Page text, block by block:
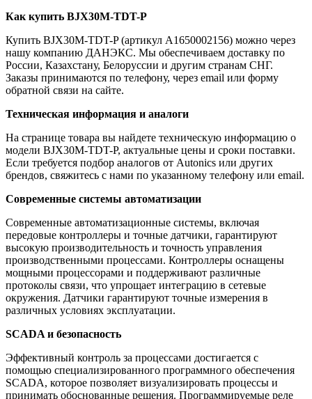
Как купить BJX30M-TDT-P
Купить BJX30M-TDT-P (артикул A1650002156) можно через
нашу компанию ДАНЭКС. Мы обеспечиваем доставку по
России, Казахстану, Белоруссии и другим странам СНГ.
Заказы принимаются по телефону, через email или форму
обратной связи на сайте.
Техническая информация и аналоги
На странице товара вы найдете техническую информацию о
модели BJX30M-TDT-P, актуальные цены и сроки поставки.
Если требуется подбор аналогов от Autonics или других
брендов, свяжитесь с нами по указанному телефону или email.
Современные системы автоматизации
Современные автоматизационные системы, включая
передовые контроллеры и точные датчики, гарантируют
высокую производительность и точность управления
производственными процессами. Контроллеры оснащены
мощными процессорами и поддерживают различные
протоколы связи, что упрощает интеграцию в сетевые
окружения. Датчики гарантируют точные измерения в
различных условиях эксплуатации.
SCADA и безопасность
Эффективный контроль за процессами достигается с
помощью специализированного программного обеспечения
SCADA, которое позволяет визуализировать процессы и
принимать обоснованные решения. Программируемые реле